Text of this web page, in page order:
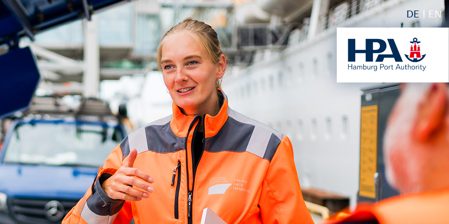
DE EN
Center der HPA
aller Verkehrsmeldungen im Hafen am